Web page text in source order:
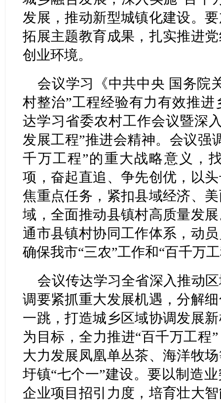
发展，推动新型城镇化建设。
拓展主题教育成果，扎实推进
创业环境。
会议学习《中共中央 国务院
村整治”工程经验有力有效推
达学习省委农村工作会议暨深
发展工程”推进会精神。会议强
千万工程”的重大战略意义，
项，奋起直追、争先创优，以
焦重点任务，紧扣县域经济、
域，全面推动县镇村高质量发
通市县镇村协同工作体系，动
确保我市“三农”工作和“百千万
会议传达学习全省深入推动
调要紧抓重大发展机遇，分解
一跳，打造城乡区域协调发展
为目标，全力推进“百千万工程
大力发展凤凰单丛茶、海洋牧
圩镇“七个一”建设。要以制造
企业项目招引力度，培育壮大